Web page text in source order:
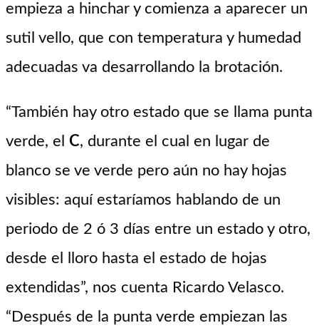
empieza a hinchar y comienza a aparecer un
sutil vello, que con temperatura y humedad
adecuadas va desarrollando la brotación.
“También hay otro estado que se llama punta
verde, el C, durante el cual en lugar de
blanco se ve verde pero aún no hay hojas
visibles: aquí estaríamos hablando de un
periodo de 2 ó 3 días entre un estado y otro,
desde el lloro hasta el estado de hojas
extendidas”, nos cuenta Ricardo Velasco.
“Después de la punta verde empiezan las